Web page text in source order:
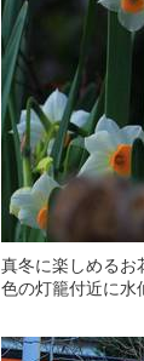
真冬に楽しめるお
色の灯籠付近に水